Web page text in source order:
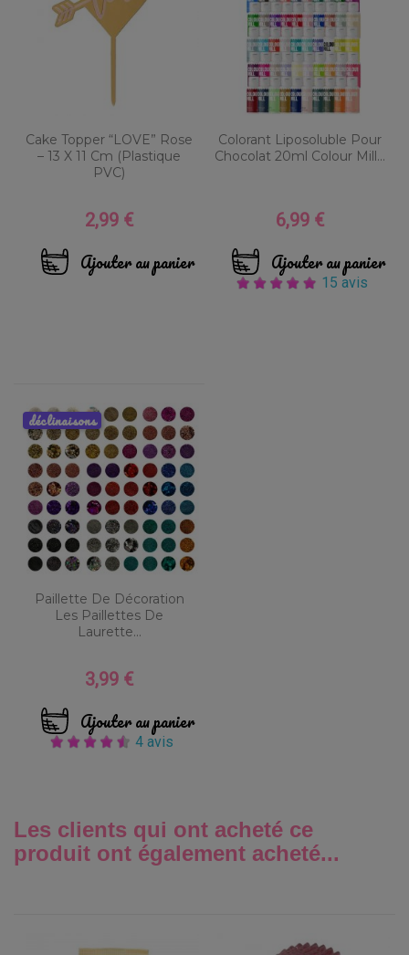
Cake Topper “LOVE” Rose
– 13 X 11 Cm (Plastique
PVC)
Prix
2,99 €
Ajouter au panier
Colorant Liposoluble Pour
Chocolat 20ml Colour Mill...
Prix
6,99 €
Ajouter au panier
15 avis
Paillette De Décoration
Les Paillettes De
Laurette...
Prix
3,99 €
Ajouter au panier
4 avis
déclinaisons
Les clients qui ont acheté ce
produit ont également acheté...